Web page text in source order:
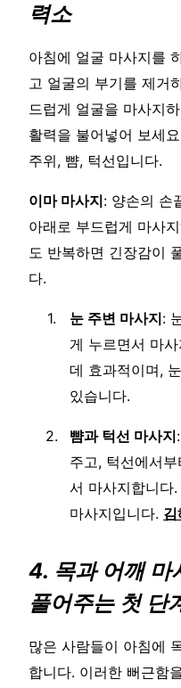
력소
아침에 얼굴 마사지를
고 얼굴의 부기를 제거
드럽게 얼굴을 마사지
활력을 불어넣어 보세
주위, 뺨, 턱선입니다.
이마 마사지: 양손의 손
아래로 부드럽게 마사
도 반복하면 긴장감이
다.
눈 주변 마사지:
게 누르면서 마
데 효과적이며,
있습니다.
뺨과 턱선 마사지
주고, 턱선에서
서 마사지합니다
마사지입니다.
4. 목과 어깨 마
풀어주는 첫 단
많은 사람들이 아침에
합니다. 이러한 뻐근함